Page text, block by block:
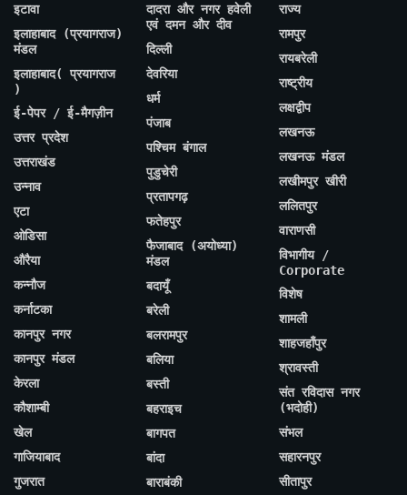
इटावा
इलाहाबाद (प्रयागराज)
मंडल
इलाहाबाद( प्रयागराज
)
ई-पेपर / ई-मैगज़ीन
उत्तर प्रदेश
उत्तराखंड
उन्नाव
एटा
ओडिसा
औरैया
कन्नौज
कर्नाटका
कानपुर नगर
कानपुर मंडल
केरला
कौशाम्बी
खेल
गाजियाबाद
गुजरात
दादरा और नगर हवेली
एवं दमन और दीव
दिल्ली
देवरिया
धर्म
पंजाब
पश्चिम बंगाल
पुडुचेरी
प्रतापगढ़
फतेहपुर
फैजाबाद (अयोध्या)
मंडल
बदायूँ
बरेली
बलरामपुर
बलिया
बस्ती
बहराइच
बागपत
बांदा
बाराबंकी
राज्य
रामपुर
रायबरेली
राष्ट्रीय
लक्षद्वीप
लखनऊ
लखनऊ मंडल
लखीमपुर खीरी
ललितपुर
वाराणसी
विभागीय /
Corporate
विशेष
शामली
शाहजहाँपुर
श्रावस्ती
संत रविदास नगर
(भदोही)
संभल
सहारनपुर
सीतापुर